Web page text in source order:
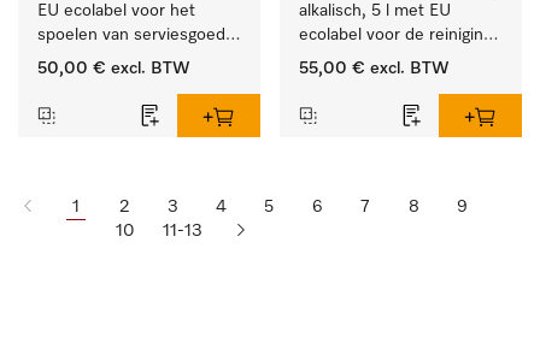
EU ecolabel voor het
spoelen van serviesgoed,
bestek en glazen.
50,00 € excl. BTW
alkalisch, 5 l met EU
ecolabel voor de reiniging
van alledaags vuil op
glazen.
55,00 € excl. BTW
1 2 3 4 5 6 7 8
9
10
11-13